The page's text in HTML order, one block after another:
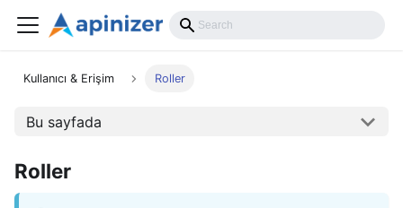
Kullanıcı & Erişim Roller
Bu sayfada
Roller